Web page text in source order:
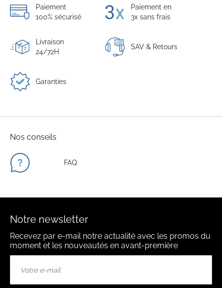
Paiement
100% sécurisé
Paiement en
3x sans frais
Livraison
24/72H
SAV & Retours
Garanties
Nos conseils
FAQ
Notre newsletter
Recevez par e-mail notre actualité avec les promos du
moment et les nouveautés en avant-première